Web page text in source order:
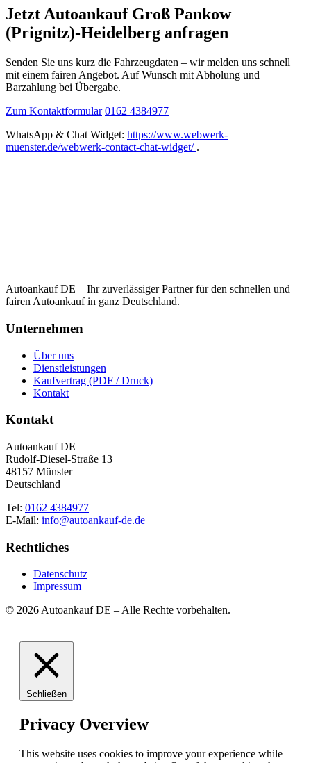
Jetzt Autoankauf Groß Pankow
(Prignitz)-Heidelberg anfragen
Senden Sie uns kurz die Fahrzeugdaten – wir melden uns schnell
mit einem fairen Angebot. Auf Wunsch mit Abholung und
Barzahlung bei Übergabe.
Zum Kontaktformular 0162 4384977
WhatsApp & Chat Widget: https://www.webwerk-
muenster.de/webwerk-contact-chat-widget/ .
Autoankauf DE – Ihr zuverlässiger Partner für den schnellen und
fairen Autoankauf in ganz Deutschland.
Unternehmen
Über uns
Dienstleistungen
Kaufvertrag (PDF / Druck)
Kontakt
Kontakt
Autoankauf DE
Rudolf-Diesel-Straße 13
48157 Münster
Deutschland
Tel: 0162 4384977
E-Mail: info@autoankauf-de.de
Rechtliches
Datenschutz
Impressum
© 2026 Autoankauf DE – Alle Rechte vorbehalten.
Schließen
Privacy Overview
This website uses cookies to improve your experience while